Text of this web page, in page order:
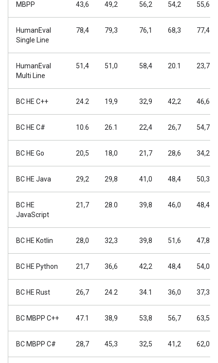
MBPP 43,6 49,2 56,2 54,2 55,6
HumanEval
Single Line
78,4 79,3 76,1 68,3 77,4
HumanEval
Multi Line
51,4 51,0 58,4 20.1 23,7
BC HE C++ 24.2 19,9 32,9 42,2 46,6
BC HE C# 10.6 26.1 22,4 26,7 54,7
BC HE Go 20,5 18,0 21,7 28,6 34,2
BC HE Java 29,2 29,8 41,0 48,4 50,3
BC HE
JavaScript
21,7 28.0 39,8 46,0 48,4
BC HE Kotlin 28,0 32,3 39,8 51,6 47,8
BC HE Python 21,7 36,6 42,2 48,4 54,0
BC HE Rust 26,7 24.2 34.1 36,0 37,3
BC MBPP C++ 47.1 38,9 53,8 56,7 63,5
BC MBPP C# 28,7 45,3 32,5 41,2 62,0